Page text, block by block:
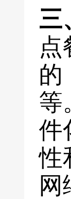
三
点
的
等
件
性